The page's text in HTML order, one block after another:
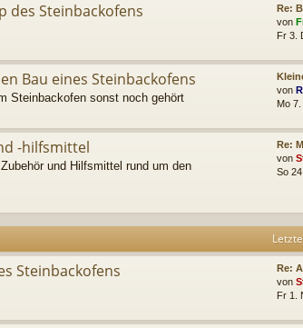
des Steinbackofens
Re:
von
Fr 3.
Bau eines Steinbackofens
Steinbackofen sonst noch gehört
von
Mo
-hilfsmittel
und Hilfsmittel rund um den
Re:
von
So
Steinbackofens
Re:
von
Fr 1.